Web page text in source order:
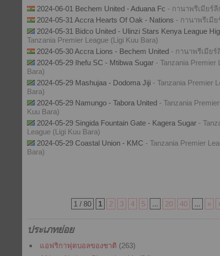
2024-06-01 Bechem United - Aduana Fc - กานาพรีเมียร์ลี
2024-05-31 Accra Hearts Of Oak - Nations - กานาพรีเมีย
2024-05-31 Bidco United - Ulinzi Stars Kenya League
Tanzania Premier League (Ligi Kuu Bara)
2024-05-30 Accra Lions - Bechem United - กานาพรีเมียร์
2024-05-29 Ihefu SC - Mtibwa Sugar - Tanzania Premier
Bara)
2024-05-29 Mashujaa - Dodoma Jiji - Tanzania Premier
Bara)
2024-05-29 Namungo - Tabora United - Tanzania
Kuu Bara)
2024-05-29 Singida Fountain Gate - Kagera Sugar -
League (Ligi Kuu Bara)
2024-05-29 Coastal Union - KMC - Tanzania Premier
Bara)
1 / 80 1 2 3 4 5 ... 20 40 ... »
ประเภทย่อย
แอฟริกาฟุตบอลของชาติ (263)